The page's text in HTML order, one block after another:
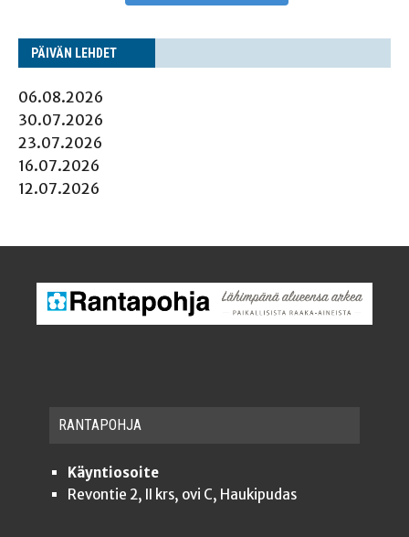
PÄI­VÄN LEHDET
06.08.2026
30.07.2026
23.07.2026
16.07.2026
12.07.2026
RAN­TA­POH­JA
Käyntiosoite
Revontie 2, II krs, ovi C, Haukipudas